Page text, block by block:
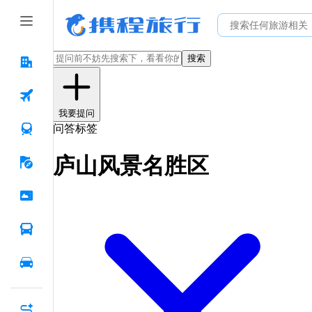
搜索
我要提问
问答标签
庐山风景名胜区